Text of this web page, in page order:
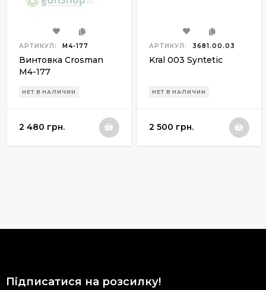
АРТИКУЛ: M4-177
Винтовка Crosman
M4-177
НЕТ В НАЛИЧИИ
2 480 грн.
АРТИКУЛ: 3681.00.03
Kral 003 Syntetic
НЕТ В НАЛИЧИИ
2 500 грн.
Підписатися на розсилку!